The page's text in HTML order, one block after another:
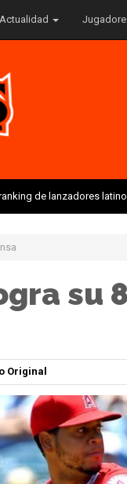
Actualidad
de lanzadores
su
Original